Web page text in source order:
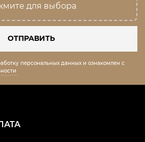
для выбора
ОТПРАВИТЬ
персональных данных и ознакомлен с